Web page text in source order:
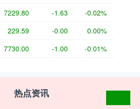
7229.80 -1.63 -0.02%
229.59 -0.00 0.00%
7730.00 -1.00 -0.01%
热点资讯